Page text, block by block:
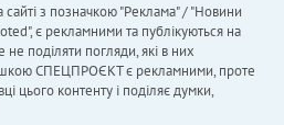
сайті з позначкою "Реклама" / "Новини
є рекламними та публікуються на
поділяти погляди, які в них
СПЕЦПРОЄКТ є рекламними, проте
цього контенту і поділяє думки,